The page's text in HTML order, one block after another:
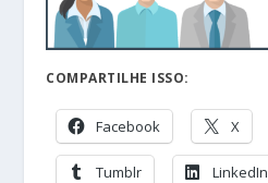
COMPARTILHE ISSO:
Facebook X
Tumblr LinkedIn